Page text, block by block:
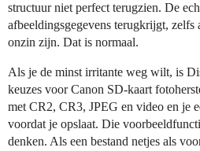
structuur niet perfect terugzien. De
afbeeldingsgegevens terugkrijgt, zelfs
onzin zijn. Dat is normaal.
Als je de minst irritante weg wilt, is
keuzes voor Canon SD-kaart
met CR2, CR3, JPEG en video en je
voordat je opslaat. Die
denken. Als een bestand netjes als